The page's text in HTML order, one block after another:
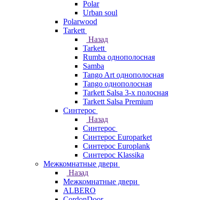
Polar
Urban soul
Polarwood
Tarkett
Назад
Tarkett
Rumba однополосная
Samba
Tango Art однополосная
Tango однополосная
Tarkett Salsa 3-х полосная
Tarkett Salsa Premium
Синтерос
Назад
Синтерос
Синтерос Europarket
Синтерос Europlank
Синтерос Klassika
Межкомнатные двери
Назад
Межкомнатные двери
ALBERO